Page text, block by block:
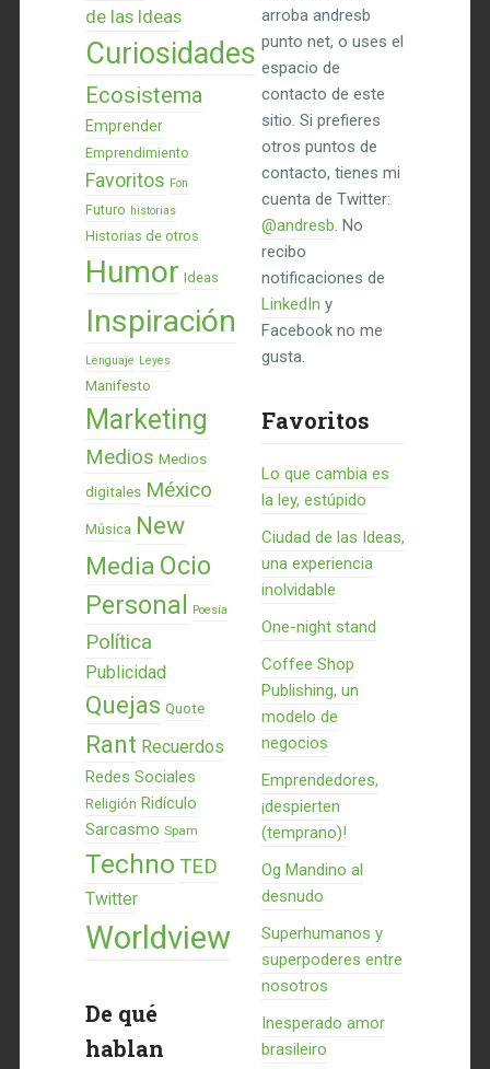
de las Ideas
Curiosidades
Ecosistema
Emprender
Emprendimiento
Favoritos Fon
Futuro historias
Historias de otros
Humor Ideas
Inspiración
Lenguaje Leyes
Manifesto
Marketing
Medios Medios
digitales México
Música New
Media Ocio
Personal Poesía
Política
Publicidad
Quejas Quote
Rant Recuerdos
Redes Sociales
Religión Ridículo
Sarcasmo Spam
Techno TED
Twitter
Worldview
De qué
hablan
arroba andresb
punto net, o uses el
espacio de
contacto de este
sitio. Si prefieres
otros puntos de
contacto, tienes mi
cuenta de Twitter:
@andresb. No
recibo
notificaciones de
LinkedIn y
Facebook no me
gusta.
Favoritos
Lo que cambia es
la ley, estúpido
Ciudad de las Ideas,
una experiencia
inolvidable
One-night stand
Coffee Shop
Publishing, un
modelo de
negocios
Emprendedores,
¡despierten
(temprano)!
Og Mandino al
desnudo
Superhumanos y
superpoderes entre
nosotros
Inesperado amor
brasileiro